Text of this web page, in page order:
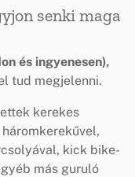
senki maga
és ingyenesen),
tud megjelenni.
kerekes
kick bike-
más guruló